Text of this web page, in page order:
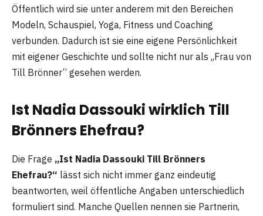
Öffentlich wird sie unter anderem mit den Bereichen
Modeln, Schauspiel, Yoga, Fitness und Coaching
verbunden. Dadurch ist sie eine eigene Persönlichkeit
mit eigener Geschichte und sollte nicht nur als „Frau von
Till Brönner“ gesehen werden.
Ist Nadia Dassouki wirklich Till
Brönners Ehefrau?
Die Frage „Ist Nadia Dassouki Till Brönners
Ehefrau?“ lässt sich nicht immer ganz eindeutig
beantworten, weil öffentliche Angaben unterschiedlich
formuliert sind. Manche Quellen nennen sie Partnerin,